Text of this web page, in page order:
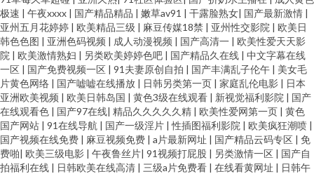
极速 | 午夜xxxx | 国产精品精品 | 嫩草av91 | 干露脸熟女| 国产最新激情 |
亚州五月花婷婷 | 欧美精品三级 | 麻豆传媒18禁 | 亚州性交影院 | 欧美日
韩色色图 | 亚洲色码视频 | 成人动漫视频 | 国产高清一 | 欧美性爱天天影
院 | 欧美激情熟妇 | 另类欧美婷婷色吧 | 国产精品久在线 | 中文字幕在线
一区 | 国产免费视频一区 | 91夫妻原创自拍 | 国产丰满乱子伦午 | 美女毛
片黄色网络 | 国产嘘嘘在线播放 | 日韩另类第一页 | 家庭乱伦电影 | 日本
亚洲欧美视频 | 欧美日韩岛国 | 黄色3级在线观看 | 新视觉福利影院 | 国产
在线观看色 | 国产97在线| 精品久久久久久精 | 欧美性爱网第一页 | 黄色
国产网站 | 91在线导航 | 国产一级淫片 |性插图福利影院 | 欧美疯狂潮喷 |
国产视频在线免费 | 麻豆视频免费 | a片最新网址 | 国产精品云码专区 | 免
费啪| 欧美三级电影 | 午夜鲁丝片| 91视频打屁股 | 另类激情一区 | 国产自
拍福利在线 | 日韩欧美在线高清 | 三级a片免费看 | 在线看黄网址 | 日韩午